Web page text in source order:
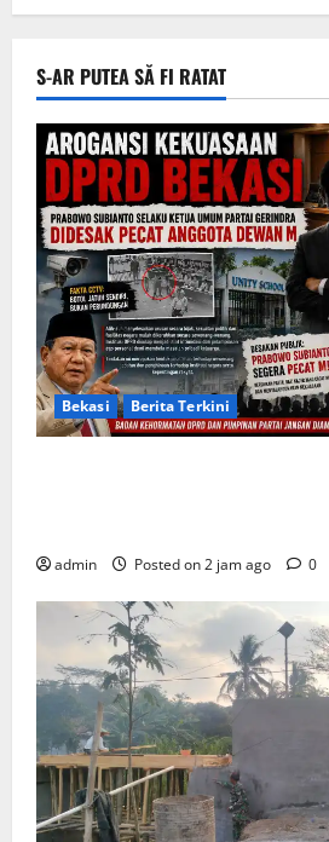
S-AR PUTEA SĂ FI RATAT
Bekasi Berita Terkini
admin Posted on 2 jam ago 0